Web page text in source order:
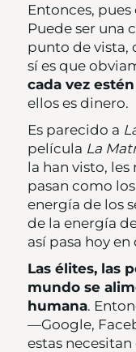
Entonces,
Puede ser una
punto de vista,
sí es que
cada vez
ellos es dinero.
Es parecido a
película La
la han visto,
pasan como
energía de los
de la energía
así pasa hoy en
Las élites, las
mundo se
humana.
—Google,
estas